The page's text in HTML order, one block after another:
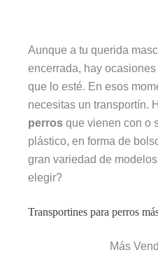
Aunque a tu querida
encerrada, hay
que lo esté. En esos
necesitas un transportín.
perros que vienen con o
plástico, en forma de
gran variedad de
elegir?
Transportines para perros
Más